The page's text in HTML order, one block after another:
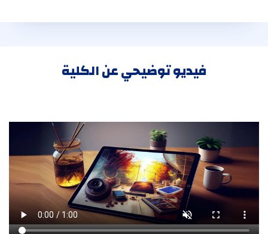
فيديو توضيحي عن الكلية